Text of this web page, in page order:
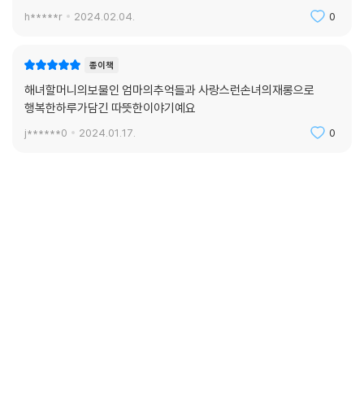
h*****r 2024.02.04. 0
종이책
해녀할머니의보물인 엄마의추억들과 사랑스런손녀의재롱으로
행복한하루가담긴 따뜻한이야기예요
j******0 2024.01.17. 0